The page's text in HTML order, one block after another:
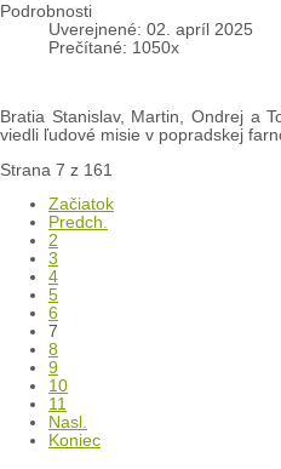
Podrobnosti
Uverejnené: 02. apríl 2025
Prečítané: 1050x
Bratia Stanislav, Martin, Ondrej a
viedli ľudové misie v popradskej
Strana 7 z 161
Začiatok
Predch.
2
3
4
5
6
7
8
9
10
11
Nasl.
Koniec